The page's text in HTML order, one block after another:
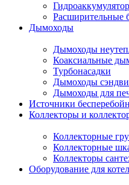
Расширительные
Дымоходы
Дымоходы
Коаксиальные
Турбонасадки
Дымоходы
Дымоходы для
Источники
Коллекторы и
Коллекторные
Коллекторные
Коллекторы
Оборудование для